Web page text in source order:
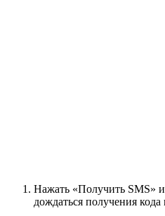
Нажать «Получить SMS»
дождаться получения кода